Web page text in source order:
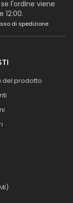
l'ordine viene
di spedizione
del prodotto